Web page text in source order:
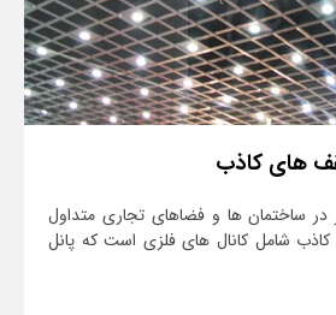
های کاذب
ساختمان ها و فضاهای تجاری متداول
شامل کانال های فلزی است که پانل